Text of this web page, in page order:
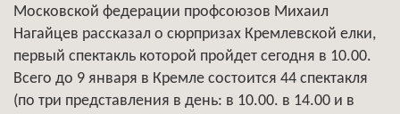
Московской федерации профсоюзов Михаил
Нагайцев рассказал о сюрпризах Кремлевской елки,
первый спектакль которой пройдет сегодня в 10.00.
Всего до 9 января в Кремле состоится 44 спектакля
(по три представления в день: в 10.00. в 14.00 и в